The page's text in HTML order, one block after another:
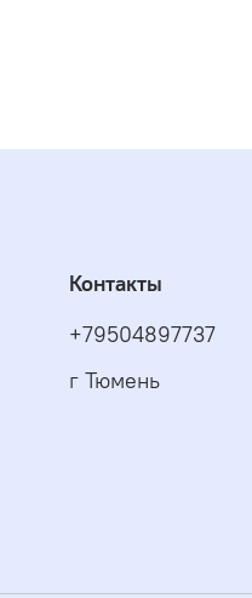
Контакты
+79504897737
г Тюмень